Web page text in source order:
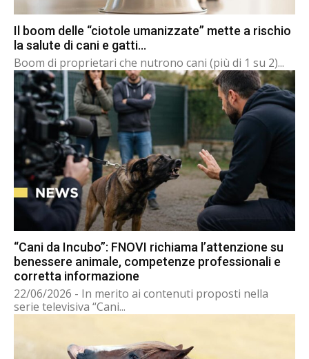
Il boom delle “ciotole umanizzate” mette a rischio
la salute di cani e gatti...
Boom di proprietari che nutrono cani (più di 1 su 2)...
“Cani da Incubo”: FNOVI richiama l’attenzione su
benessere animale, competenze professionali e
corretta informazione
22/06/2026 - In merito ai contenuti proposti nella
serie televisiva “Cani...